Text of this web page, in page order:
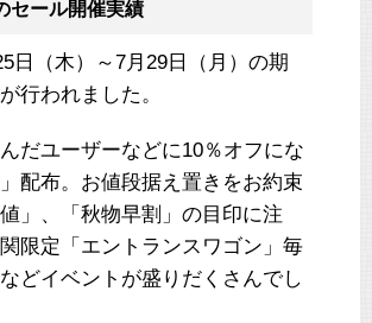
セール開催実績
日（木）～7月29日（月）の期
行われました。
だユーザーなどに10％オフにな
配布。お値段据え置きをお約束
値」、「秋物早割」の目印に注
限定「エントランスワゴン」毎
どイベントが盛りだくさんでし